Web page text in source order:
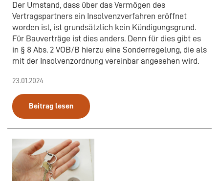
Der Umstand, dass über das Vermögen des
Vertragspartners ein Insolvenzverfahren eröffnet
worden ist, ist grundsätzlich kein Kündigungsgrund.
Für Bauverträge ist dies anders. Denn für dies gibt es
in § 8 Abs. 2 VOB/B hierzu eine Sonderregelung, die als
mit der Insolvenzordnung vereinbar angesehen wird.
23.01.2024
Beitrag lesen